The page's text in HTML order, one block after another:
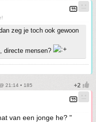
zeg je toch ook gewoon
directe mensen?
21:14 • 185
van een jonge he? "